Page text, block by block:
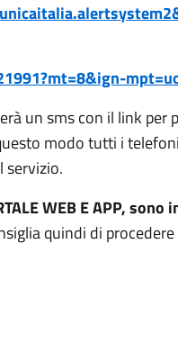
un sms con il link per
modo tutti i
servizio.
WEB E APP,
quindi di